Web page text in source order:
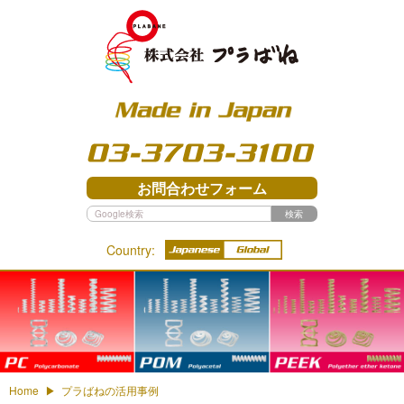
03-3703-3100
お問合わせフォーム
検索
Country:
PC - Polycarbonate
POM - Polyacetal
PEEK - Polyether ether
ketone
Home プラばねの活用事例